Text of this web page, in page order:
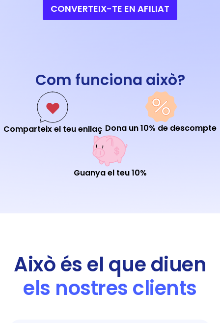
CONVERTEIX-TE EN AFILIAT
Com funciona això?
Comparteix el teu enllaç Dona un 10% de descompte
Guanya el teu 10%
Això és el que diuen
els nostres clients